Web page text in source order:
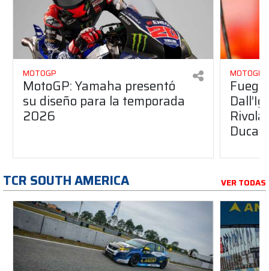
MOTOGP
MotoGP: Yamaha presentó
su diseño para la temporada
2026
MOTOGP
Ducati
TCR SOUTH AMERICA VER TODAS